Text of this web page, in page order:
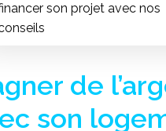
son projet avec nos
de
son